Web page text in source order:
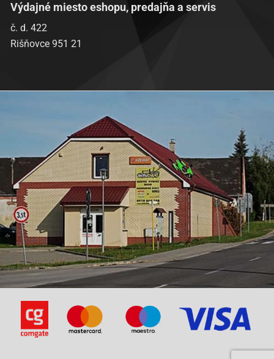
Výdajné miesto eshopu, predajňa a servis
č. d. 422
Rišňovce 951 21